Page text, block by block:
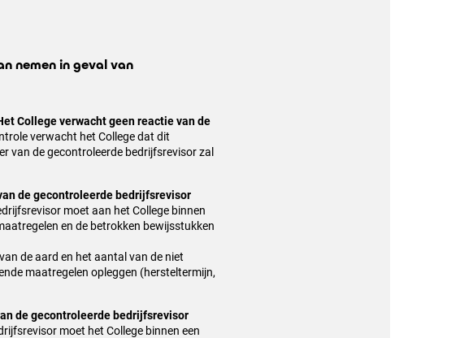
nemen in geval van
College verwacht geen reactie van de
verwacht het College dat dit
van de gecontroleerde bedrijfsrevisor zal
de gecontroleerde bedrijfsrevisor
moet aan het College binnen
en de betrokken bewijsstukken
de aard en het aantal van de niet
maatregelen opleggen (hersteltermijn,
de gecontroleerde bedrijfsrevisor
moet het College binnen een